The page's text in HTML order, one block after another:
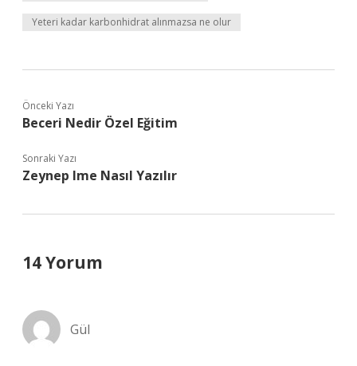
Yeteri kadar karbonhidrat alınmazsa ne olur
Önceki Yazı
Beceri Nedir Özel Eğitim
Sonraki Yazı
Zeynep Ime Nasıl Yazılır
14 Yorum
Gül